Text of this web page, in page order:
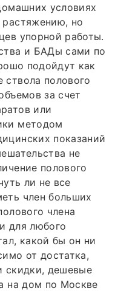
условиях
но
упорной работы.
и БАДы сами по
подойдут как
ствола полового
за счет
или
методом
показаний
не
полового
ли не все
член больших
члена
для любого
какой бы он ни
от достатка,
скидки, дешевые
на дом по Москве